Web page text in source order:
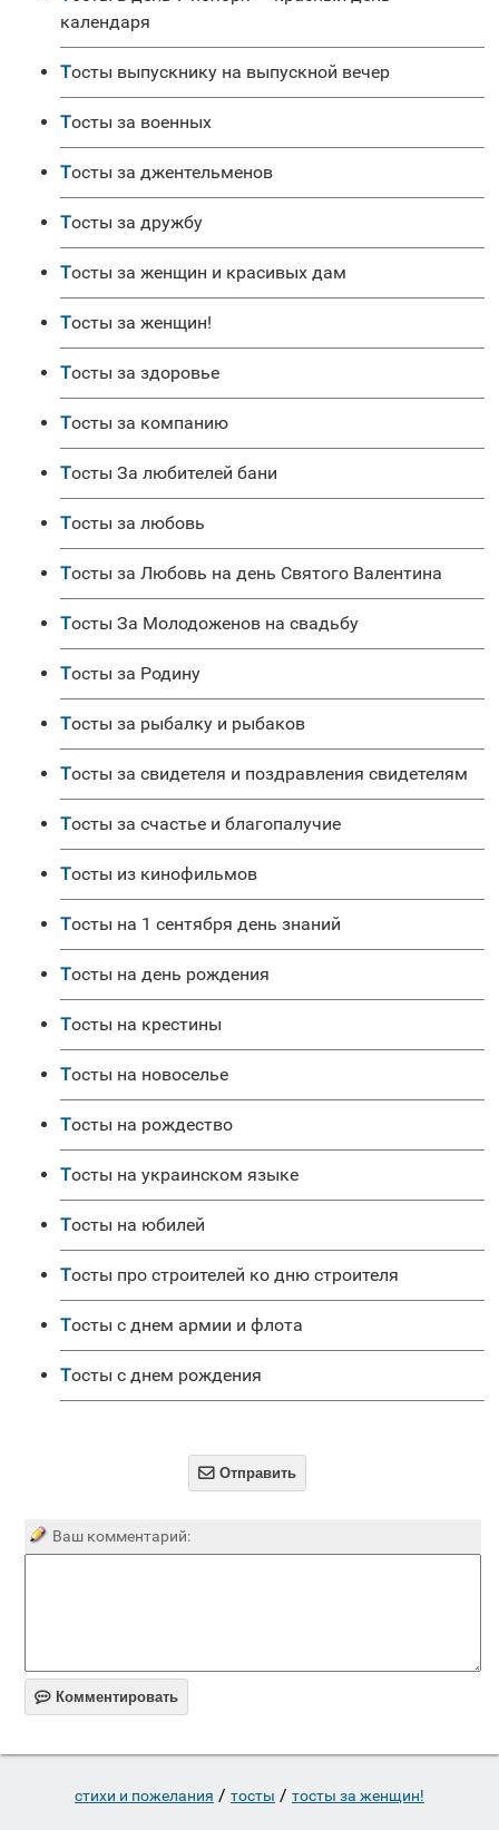
календаря
Тосты выпускнику на выпускной вечер
Тосты за военных
Тосты за джентельменов
Тосты за дружбу
Тосты за женщин и красивых дам
Тосты за женщин!
Тосты за здоровье
Тосты за компанию
Тосты За любителей бани
Тосты за любовь
Тосты за Любовь на день Святого Валентина
Тосты За Молодоженов на свадьбу
Тосты за Родину
Тосты за рыбалку и рыбаков
Тосты за свидетеля и поздравления свидетелям
Тосты за счастье и благопалучие
Тосты из кинофильмов
Тосты на 1 сентября день знаний
Тосты на день рождения
Тосты на крестины
Тосты на новоселье
Тосты на рождество
Тосты на украинском языке
Тосты на юбилей
Тосты про строителей ко дню строителя
Тосты с днем армии и флота
Тосты с днем рождения
 Отправить
Ваш комментарий:
 Комментировать
стихи и пожелания / тосты / тосты за женщин!